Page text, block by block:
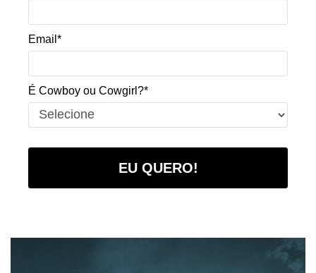
Email*
É Cowboy ou Cowgirl?*
EU QUERO!